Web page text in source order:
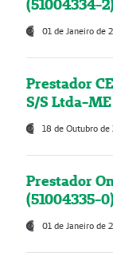
(51004334-
01 de Janeiro de
Prestador
S/S Ltda-
18 de Outubro de
Prestador
(51004335-
01 de Janeiro de